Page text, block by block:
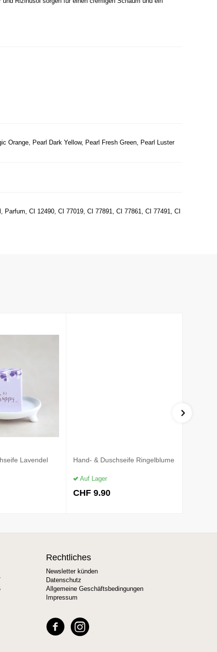
Orange, Pearl Dark Yellow, Pearl Fresh Green, Pearl Luster
CI 12490, CI 77019, CI 77891, CI 77861, CI 77491, CI
Lavendel Hand- & Duschseife Ringelblume
Auf Lager
CHF9.90
Rechtliches
Newsletter künden
Datenschutz
Allgemeine Geschäftsbedingungen
Impressum